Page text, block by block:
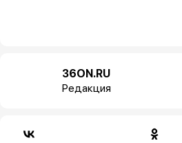
36ON.RU
Редакция